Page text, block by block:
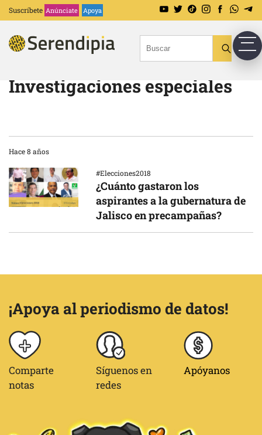
Suscríbete Anúnciate Apoya
Investigaciones especiales
Hace 8 años
#Elecciones2018
¿Cuánto gastaron los
aspirantes a la gubernatura de
Jalisco en precampañas?
¡Apoya al periodismo de datos!
Comparte
notas
Síguenos en
redes
Apóyanos